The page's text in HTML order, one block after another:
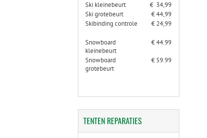
Ski kleinebeurt
€ 34,99
Ski grotebeurt
€ 44,99
Skibinding controle
€ 24,99
Snowboard
kleinebeurt
€ 44.99
Snowboard
grotebeurt
€ 59.99
TENTEN REPARATIES